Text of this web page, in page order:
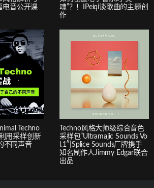
电音公开课
魂”？！IPeiqi谈歌曲的主题创
作
Techno
用采样创新
不同声音
Techno风格大师级综合音色
采样包”Ultramajic Sounds Vo
l.1″|Splice Sounds厂牌携手
知名制作人Jimmy Edgar联合
出品